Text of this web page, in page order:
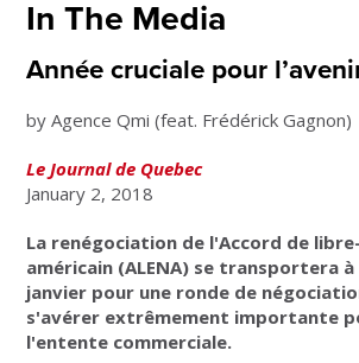
In The Media
Année cruciale pour
by Agence Qmi (feat. Frédérick Gagnon)
Le Journal de Quebec
January 2, 2018
La renégociation de l'Accord de
américain (ALENA) se transportera
janvier pour une ronde de
s'avérer extrêmement importante
l'entente commerciale.